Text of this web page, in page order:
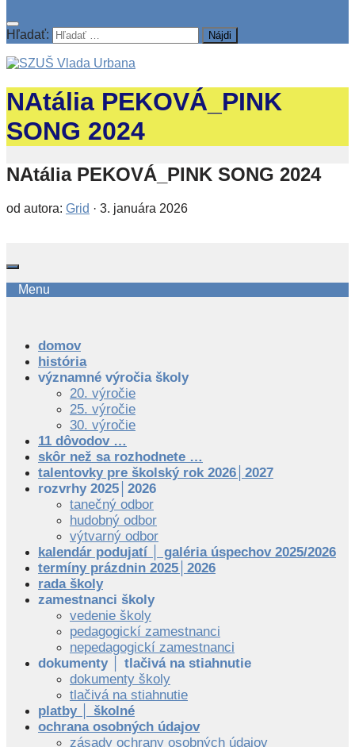
Hľadať:
NAtália PEKOVÁ_PINK
SONG 2024
NAtália PEKOVÁ_PINK SONG 2024
od autora: Grid · 3. januára 2026
Menu
domov
história
významné výročia školy
20. výročie
25. výročie
30. výročie
11 dôvodov …
skôr než sa rozhodnete …
talentovky pre školský rok 2026│2027
rozvrhy 2025│2026
tanečný odbor
hudobný odbor
výtvarný odbor
kalendár podujatí │ galéria úspechov 2025/2026
termíny prázdnin 2025│2026
rada školy
zamestnanci školy
vedenie školy
pedagogickí zamestnanci
nepedagogickí zamestnanci
dokumenty │ tlačivá na stiahnutie
dokumenty školy
tlačivá na stiahnutie
platby │ školné
ochrana osobných údajov
zásady ochrany osobných údajov